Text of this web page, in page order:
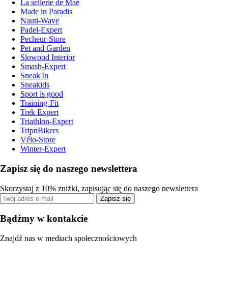
La sellerie de Maé
Made in Paradis
Nauti-Wave
Padel-Expert
Pecheur-Store
Pet and Garden
Slowood Interior
Smash-Expert
Sneak'In
Sneakids
Sport is good
Training-Fit
Trek Expert
Triathlon-Expert
TripnBikers
Vélo-Store
Winter-Expert
Zapisz się do naszego newslettera
Skorzystaj z 10% zniżki, zapisując się do naszego newslettera
Zapisz się
Bądźmy w kontakcie
Znajdź nas w mediach społecznościowych